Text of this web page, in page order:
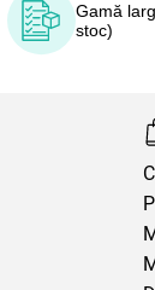
Gamă
stoc)